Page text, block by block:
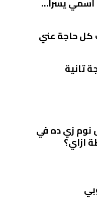
اسمي يسرا…
حاجة عني
تانية
نوم زي ده في
ازاي؟